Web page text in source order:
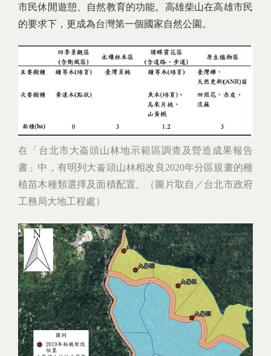
市民休閒遊憩、自然教育的功能。高雄柴山在高雄市民
的要求下，更成為台灣第一個國家自然公園。
在「台北市大崙頭山林地示範區調查及營造成果報告
書」中，有明列大崙頭山林相改良2020年分區規畫的種
植苗木種類選擇及面積配置。（圖片取自／台北市政府
工務局大地工程處）